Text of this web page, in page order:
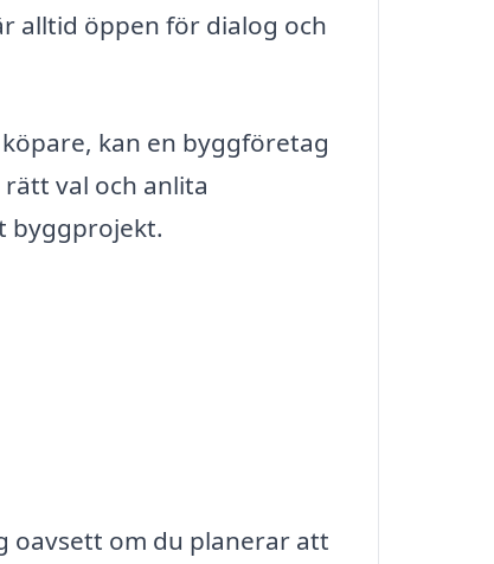
alltid öppen för dialog och
kan en byggföretag
val och anlita
byggprojekt.
oavsett om du planerar att